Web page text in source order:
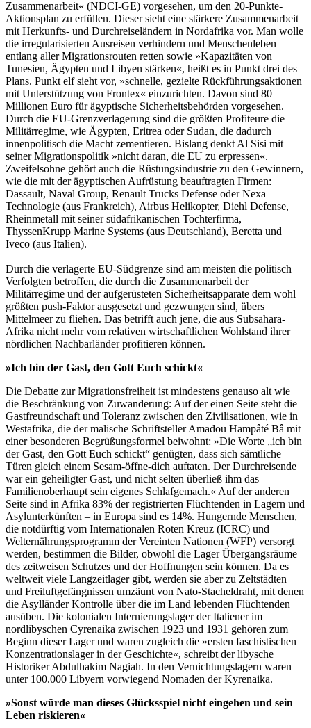
Zusammenarbeit« (NDCI-GE) vorgesehen, um den 20-Punkte-
Aktionsplan zu erfüllen. Dieser sieht eine stärkere Zusammenarbeit
mit Herkunfts- und Durchreiseländern in Nordafrika vor. Man wolle
die irregularisierten Ausreisen verhindern und Menschenleben
entlang aller Migrationsrouten retten sowie »Kapazitäten von
Tunesien, Ägypten und Libyen stärken«, heißt es in Punkt drei des
Plans. Punkt elf sieht vor, »schnelle, gezielte Rückführungsaktionen
mit Unterstützung von Frontex« einzurichten. Davon sind 80
Millionen Euro für ägyptische Sicherheitsbehörden vorgesehen.
Durch die EU-Grenzverlagerung sind die größten Profiteure die
Militärregime, wie Ägypten, Eritrea oder Sudan, die dadurch
innenpolitisch die Macht zementieren. Bislang denkt Al Sisi mit
seiner Migrationspolitik »nicht daran, die EU zu erpressen«.
Zweifelsohne gehört auch die Rüstungsindustrie zu den Gewinnern,
wie die mit der ägyptischen Aufrüstung beauftragten Firmen:
Dassault, Naval Group, Renault Trucks Defense oder Nexa
Technologie (aus Frankreich), Airbus Helikopter, Diehl Defense,
Rheinmetall mit seiner südafrikanischen Tochterfirma,
ThyssenKrupp Marine Systems (aus Deutschland), Beretta und
Iveco (aus Italien).
Durch die verlagerte EU-Südgrenze sind am meisten die politisch
Verfolgten betroffen, die durch die Zusammenarbeit der
Militärregime und der aufgerüsteten Sicherheitsapparate dem wohl
größten push-Faktor ausgesetzt und gezwungen sind, übers
Mittelmeer zu fliehen. Das betrifft auch jene, die aus Subsahara-
Afrika nicht mehr vom relativen wirtschaftlichen Wohlstand ihrer
nördlichen Nachbarländer profitieren können.
»Ich bin der Gast, den Gott Euch schickt«
Die Debatte zur Migrationsfreiheit ist mindestens genauso alt wie
die Beschränkung von Zuwanderung: Auf der einen Seite steht die
Gastfreundschaft und Toleranz zwischen den Zivilisationen, wie in
Westafrika, die der malische Schriftsteller Amadou Hampâté Bâ mit
einer besonderen Begrüßungsformel beiwohnt: »Die Worte „ich bin
der Gast, den Gott Euch schickt“ genügten, dass sich sämtliche
Türen gleich einem Sesam-öffne-dich auftaten. Der Durchreisende
war ein geheiligter Gast, und nicht selten überließ ihm das
Familienoberhaupt sein eigenes Schlafgemach.« Auf der anderen
Seite sind in Afrika 83% der registrierten Flüchtenden in Lagern und
Asylunterkünften – in Europa sind es 14%. Hungernde Menschen,
die notdürftig vom Internationalen Roten Kreuz (ICRC) und
Welternährungsprogramm der Vereinten Nationen (WFP) versorgt
werden, bestimmen die Bilder, obwohl die Lager Übergangsräume
des zeitweisen Schutzes und der Hoffnungen sein können. Da es
weltweit viele Langzeitlager gibt, werden sie aber zu Zeltstädten
und Freiluftgefängnissen umzäunt von Nato-Stacheldraht, mit denen
die Asylländer Kontrolle über die im Land lebenden Flüchtenden
ausüben. Die kolonialen Internierungslager der Italiener im
nordlibyschen Cyrenaika zwischen 1923 und 1931 gehören zum
Beginn dieser Lager und waren zugleich die »ersten faschistischen
Konzentrationslager in der Geschichte«, schreibt der libysche
Historiker Abdulhakim Nagiah. In den Vernichtungslagern waren
unter 100.000 Libyern vorwiegend Nomaden der Kyrenaika.
»Sonst würde man dieses Glücksspiel nicht eingehen und sein
Leben riskieren«